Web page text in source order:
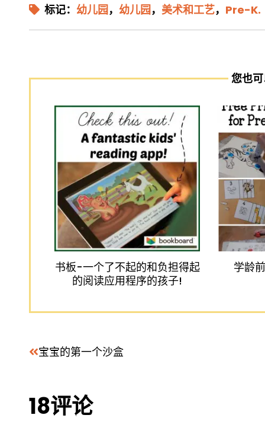
标记： 幼儿园， 幼儿园， 美术和工艺， Pre-K.
您也
书板-一个了不起的和负担得起
的阅读应用程序的孩子!
学龄
宝宝的第一个沙盒
读
18评论